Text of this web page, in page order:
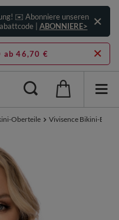
✉️ Abonniere unseren
| ABONNIERE>
ab 46,70 €
Oberteile Vivisence Bikini-BH